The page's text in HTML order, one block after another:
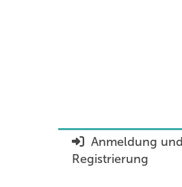
Anmeldung und
Registrierung